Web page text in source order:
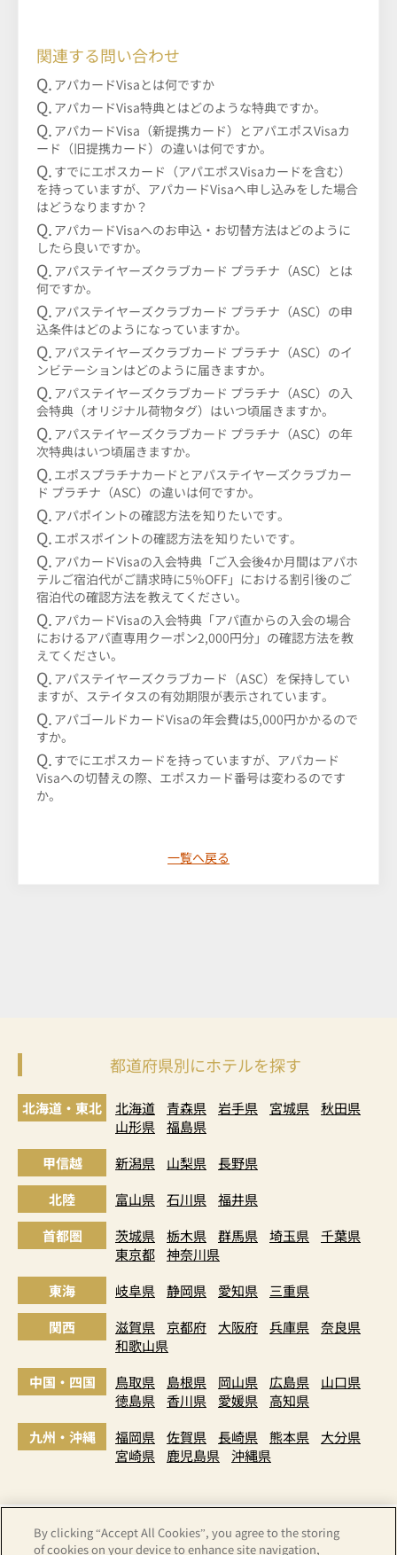
関連する問い合わせ
アパカードVisaとは何ですか
アパカードVisa特典とはどのような特典ですか。
アパカードVisa（新提携カード）とアパエポスVisaカ
ード（旧提携カード）の違いは何ですか。
すでにエポスカード（アパエポスVisaカードを含む）
を持っていますが、アパカードVisaへ申し込みをした場合
はどうなりますか？
アパカードVisaへのお申込・お切替方法はどのように
したら良いですか。
アパステイヤーズクラブカード プラチナ（ASC）とは
何ですか。
アパステイヤーズクラブカード プラチナ（ASC）の申
込条件はどのようになっていますか。
アパステイヤーズクラブカード プラチナ（ASC）のイ
ンビテーションはどのように届きますか。
アパステイヤーズクラブカード プラチナ（ASC）の入
会特典（オリジナル荷物タグ）はいつ頃届きますか。
アパステイヤーズクラブカード プラチナ（ASC）の年
次特典はいつ頃届きますか。
エポスプラチナカードとアパステイヤーズクラブカー
ド プラチナ（ASC）の違いは何ですか。
アパポイントの確認方法を知りたいです。
エポスポイントの確認方法を知りたいです。
アパカードVisaの入会特典「ご入会後4か月間はアパホ
テルご宿泊代がご請求時に5％OFF」における割引後のご
宿泊代の確認方法を教えてください。
アパカードVisaの入会特典「アパ直からの入会の場合
におけるアパ直専用クーポン2,000円分」の確認方法を教
えてください。
アパステイヤーズクラブカード（ASC）を保持してい
ますが、ステイタスの有効期限が表示されています。
アパゴールドカードVisaの年会費は5,000円かかるので
すか。
すでにエポスカードを持っていますが、アパカード
Visaへの切替えの際、エポスカード番号は変わるのです
か。
一覧へ戻る
都道府県別にホテルを探す
北海道・東北 北海道 青森県 岩手県 宮城県
秋田県
山形県
福島県
甲信越
新潟県 山梨県
長野県
北陸
富山県 石川県
福井県
首都圏
茨城県 栃木県 群馬県 埼玉県
千葉県
東京都
神奈川県
東海
岐阜県 静岡県 愛知県
三重県
関西
滋賀県 京都府 大阪府 兵庫県
奈良県
和歌山県
中国・四国
鳥取県 島根県 岡山県 広島県
山口県
徳島県
香川県 愛媛県
高知県
九州・沖縄
福岡県 佐賀県 長崎県 熊本県
大分県
宮崎県
鹿児島県 沖縄県
By clicking “Accept All Cookies”, you agree to the storing
of cookies on your device to enhance site navigation,